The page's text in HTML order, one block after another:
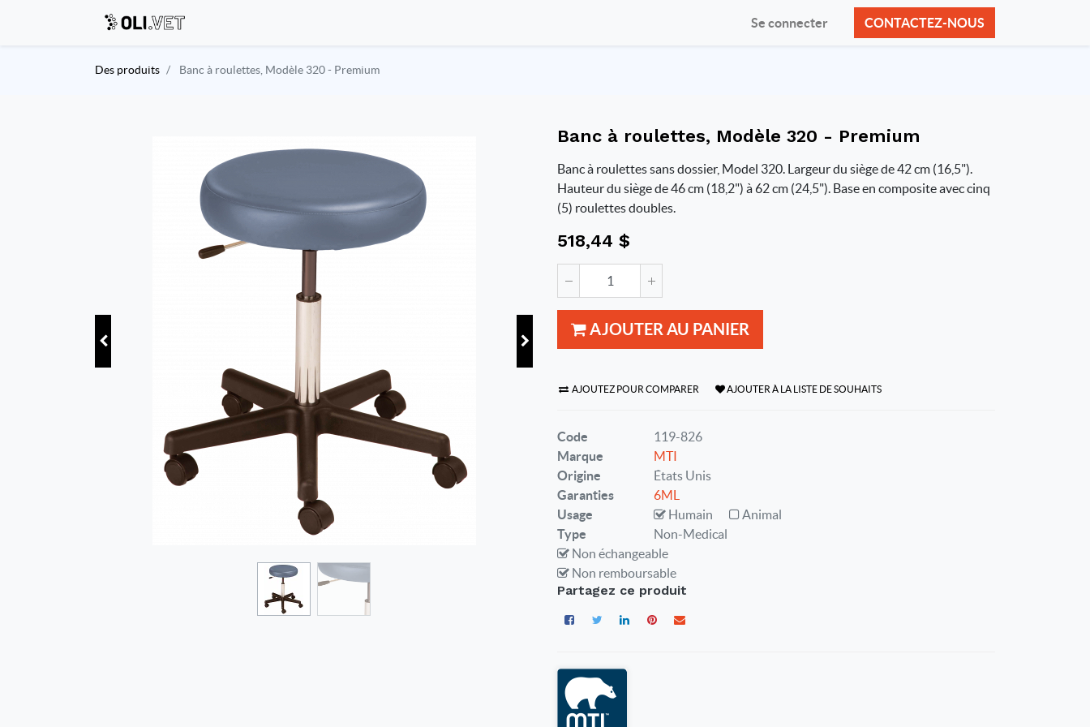
Se connecter CONTACTEZ-NOUS
Des produits Banc à roulettes, Modèle 320 - Premium
Banc à roulettes, Modèle 320 - Premium
Banc à roulettes sans dossier, Model 320. Largeur du siège de 42 cm (16,5").
Hauteur du siège de 46 cm (18,2") à 62 cm (24,5"). Base en composite avec cinq
(5) roulettes doubles.
518,44 $
AJOUTER AU PANIER
AJOUTEZ POUR COMPARER AJOUTER À LA LISTE DE SOUHAITS
Code
119-826
Marque
MTI
Origine
États Unis
Garanties
6ML
Usage
Humain
Animal
Type
Non-Medical
Non échangeable
Non remboursable
Partagez ce produit